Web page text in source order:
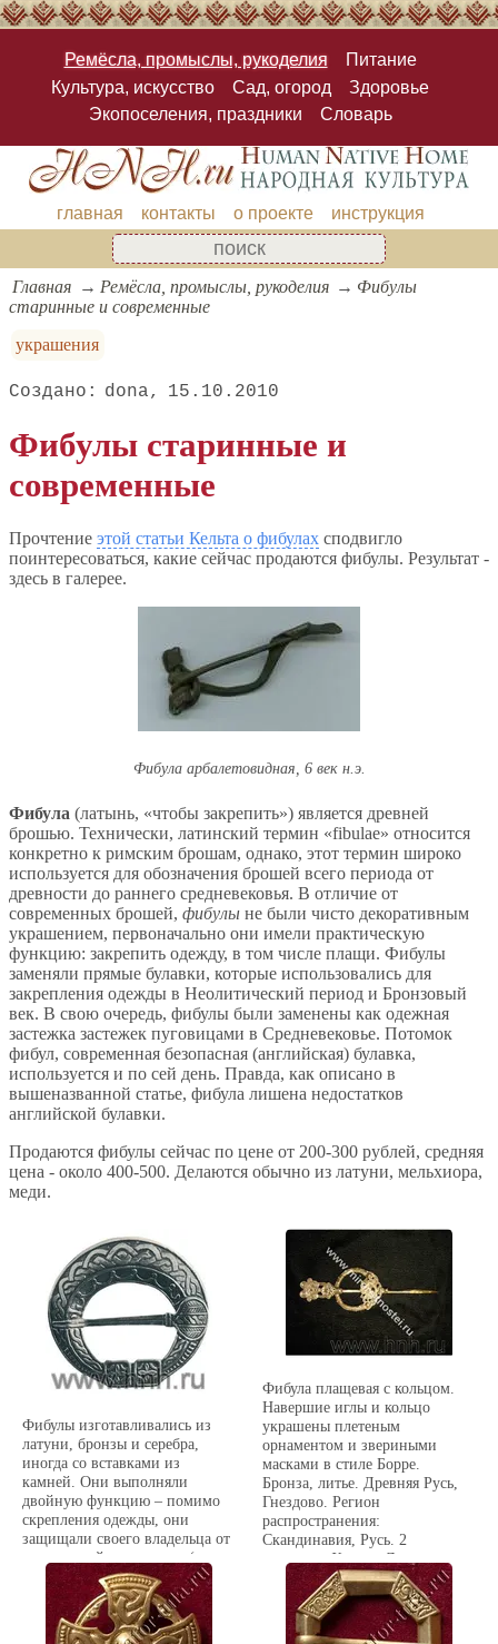
Ремёсла, промыслы, рукоделия
Питание
Культура, искусство
Сад, огород
Здоровье
Экопоселения, праздники
Словарь
главная контакты о проекте инструкция
Главная Ремёсла, промыслы, рукоделия
Фибулы
старинные и современные
украшения
dona 15.10.2010
Фибулы старинные и
современные
Прочтение этой статьи Кельта о фибулах сподвигло
поинтересоваться, какие сейчас продаются фибулы. Результат -
здесь в галерее.
Фибула арбалетовидная, 6 век н.э.
Фибула (латынь, «чтобы закрепить») является древней
брошью. Технически, латинский термин «fibulae» относится
конкретно к римским брошам, однако, этот термин широко
используется для обозначения брошей всего периода от
древности до раннего средневековья. В отличие от
современных брошей, фибулы не были чисто декоративным
украшением, первоначально они имели практическую
функцию: закрепить одежду, в том числе плащи. Фибулы
заменяли прямые булавки, которые использовались для
закрепления одежды в Неолитический период и Бронзовый
век. В свою очередь, фибулы были заменены как одежная
застежка застежек пуговицами в Средневековье. Потомок
фибул, современная безопасная (английская) булавка,
используется и по сей день. Правда, как описано в
вышеназванной статье, фибула лишена недостатков
английской булавки.
Продаются фибулы сейчас по цене от 200-300 рублей, средняя
цена - около 400-500. Делаются обычно из латуни, мельхиора,
меди.
Фибулы изготавливались из
латуни, бронзы и серебра,
иногда со вставками из
камней. Они выполняли
двойную функцию – помимо
скрепления одежды, они
защищали своего владельца от
чужеродной энергетики (игла
застежки отводила, подобно
громоотводу, злобные
энергетические посылы от тела
человека в землю).
Фибула плащевая с кольцом.
Навершие иглы и кольцо
украшены плетеным
орнаментом и звериными
масками в стиле Борре.
Бронза, литье. Древняя Русь,
Гнездово. Регион
распространения:
Скандинавия, Русь. 2
половина Х века. Диаметр
кольца 42 мм.